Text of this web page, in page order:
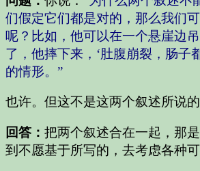
们假定它们都是对的，那么我们
呢？比如，他可以在一个悬崖边
了，他摔下来，‘肚腹崩裂，肠子
的情形。”
也许。但这不是这两个叙述所说的
回答： 把两个叙述合在一起，那
到不愿基于所写的，去考虑各种